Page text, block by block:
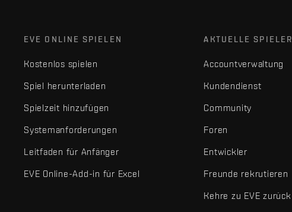
EVE ONLINE SPIELEN
Kostenlos spielen
Spiel herunterladen
Spielzeit hinzufügen
Systemanforderungen
Leitfaden für Anfänger
EVE Online-Add-in für Excel
AKTUELLE SPIELER
Accountverwaltung
Kundendienst
Community
Foren
Entwickler
Freunde rekrutieren
Kehre zu EVE zurück